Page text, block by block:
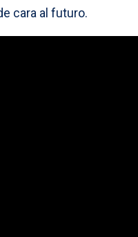
cara al futuro.